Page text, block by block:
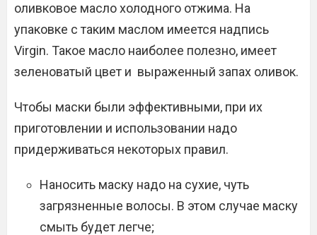
оливковое масло холодного отжима. На
упаковке с таким маслом имеется надпись
Virgin. Такое масло наиболее полезно, имеет
зеленоватый цвет и выраженный запах оливок.
Чтобы маски были эффективными, при их
приготовлении и использовании надо
придерживаться некоторых правил.
Наносить маску надо на сухие, чуть
загрязненные волосы. В этом случае маску
смыть будет легче;